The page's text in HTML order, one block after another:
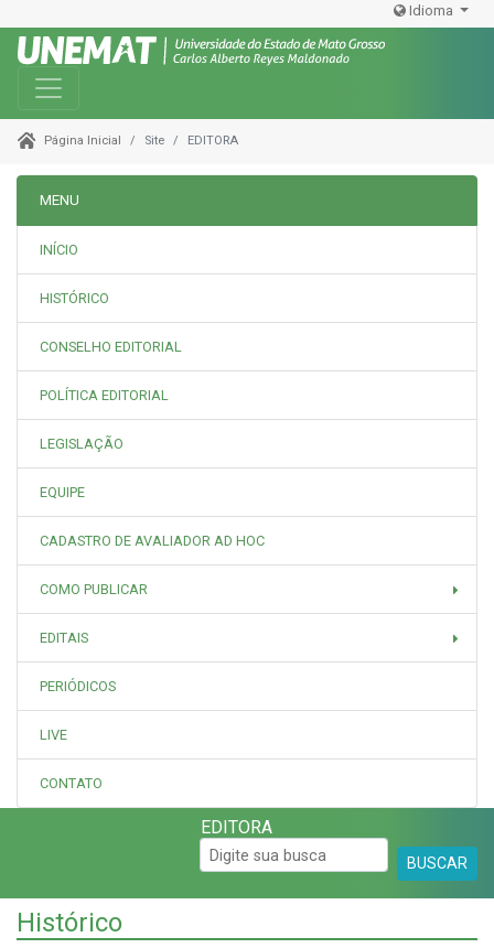
Idioma
Toggle navigation
Página Inicial Site EDITORA
MENU
INÍCIO
HISTÓRICO
CONSELHO EDITORIAL
POLÍTICA EDITORIAL
LEGISLAÇÃO
EQUIPE
CADASTRO DE AVALIADOR AD HOC
COMO PUBLICAR
EDITAIS
PERIÓDICOS
LIVE
CONTATO
EDITORA
BUSCAR
Histórico